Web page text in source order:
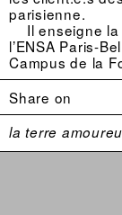
parisienne.
Il enseigne
l’ENSA Paris-
Campus de la
Share on